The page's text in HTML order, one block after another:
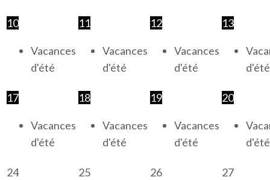
10
Vacances
d'été
11
Vacances
d'été
12
Vacances
d'été
13
d'été
17
Vacances
d'été
18
Vacances
d'été
19
Vacances
d'été
20
d'été
24 25 26
27